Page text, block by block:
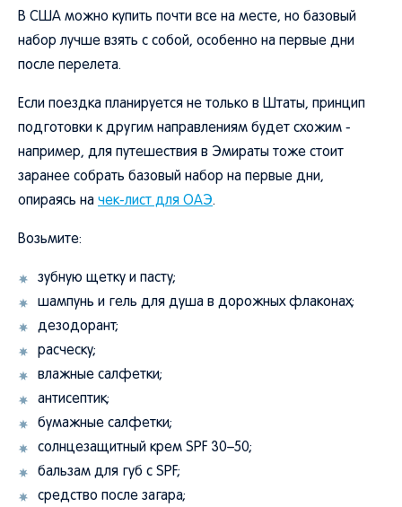
В США можно купить почти все на месте, но базовый
набор лучше взять с собой, особенно на первые дни
после перелета.
Если поездка планируется не только в Штаты, принцип
подготовки к другим направлениям будет схожим -
например, для путешествия в Эмираты тоже стоит
заранее собрать базовый набор на первые дни,
опираясь на чек-лист для ОАЭ.
Возьмите:
зубную щетку и пасту;
шампунь и гель для душа в дорожных флаконах;
дезодорант;
расческу;
влажные салфетки;
антисептик;
бумажные салфетки;
солнцезащитный крем SPF 30–50;
бальзам для губ с SPF;
средство после загара;